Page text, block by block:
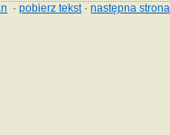
·pobierz tekst·następna strona